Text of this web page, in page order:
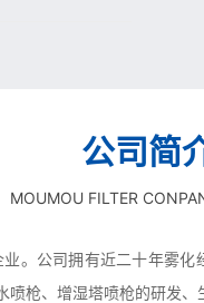
公司简
MOUMOU FILTER
。公司拥有近二十年雾化
枪、增湿塔喷枪的研发、